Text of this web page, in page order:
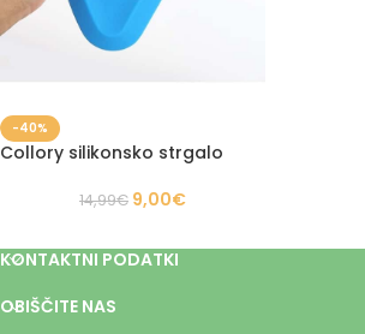
-40%
Collory silikonsko strgalo
14,99€ 9,00€
KONTAKTNI PODATKI
OBIŠČITE NAS